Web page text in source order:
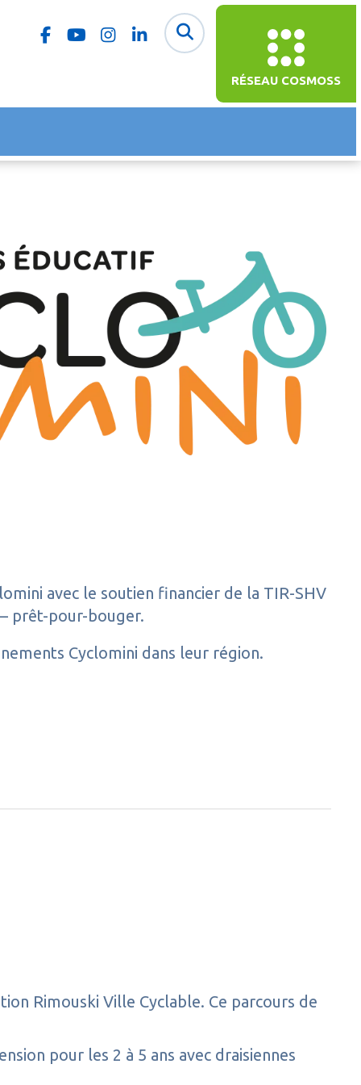
RÉSEAU COSMOSS
avec le soutien financier de la TIR-SHV
prêt-pour-bouger.
Cyclomini dans leur région.
Rimouski Ville Cyclable. Ce parcours de
pour les 2 à 5 ans avec draisiennes